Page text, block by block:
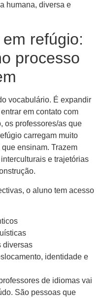
humana, diversa e
refúgio:
processo
vocabulário. É expandir
em contato com
os professores/as que
carregam muito
ensinam. Trazem
e trajetórias
o aluno tem acesso
diversas
identidade e
de idiomas vai
São pessoas que